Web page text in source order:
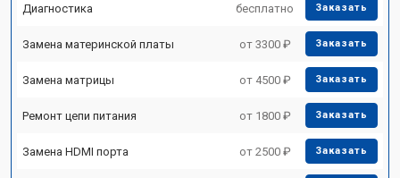
Диагностика бесплатно Заказать
Замена материнской платы от 3300 ₽ Заказать
Замена матрицы от 4500 ₽ Заказать
Ремонт цепи питания от 1800 ₽ Заказать
Замена HDMI порта от 2500 ₽ Заказать